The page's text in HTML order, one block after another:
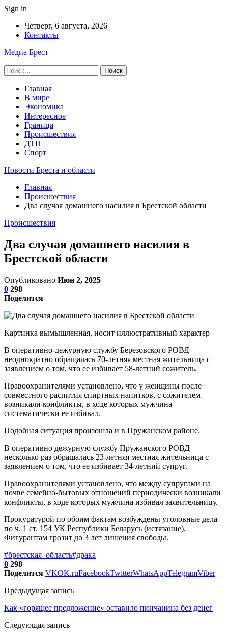
Sign in
Четверг, 6 августа, 2026
Контакты
Медиа Брест
Главная
В мире
Экономика
Интересное
Граница
Происшествия
ДТП
Спорт
Новости Бреста и области
Главная
Происшествия
Два случая домашнего насилия в Брестской области
Происшествия
Два случая домашнего насилия в
Брестской области
Опубликовано Июн 2, 2025
0 298
Поделится
Картинка вымышленная, носит иллюстративный характер
В оперативно-дежурную службу Березовского РОВД
неоднократно обращалась 70-летняя местная жительница с
заявлением о том, что ее избивает 58-летний сожитель.
Правоохранителями установлено, что у женщины после
совместного распития спиртных напитков, с сожителем
возникали конфликты, в ходе которых мужчина
систематически ее избивал.
Подобная ситуация произошла и в Пружанском районе.
В оперативно дежурную службу Пружанского РОВД
несколько раз обращалась 23-летняя местная жительница с
заявлением о том, что ее избивает 34-летний супруг.
Правоохранителями установлено, что между супругами на
почве семейно-бытовых отношений периодически возникали
конфликты, в ходе которых мужчина избивал заявительницу.
Прокуратурой по обоим фактам возбуждены уголовные дела
по ч. 1 ст. 154 УК Республики Беларусь (истязание).
Фигурантам грозит до 3 лет лишения свободы.
#брестская_область#драка
0 298
Поделится VKOK.ruFacebookTwitterWhatsAppTelegramViber
Предыдущая запись
Как «горящее предложение» оставило пинчанина без денег
Следующая запись